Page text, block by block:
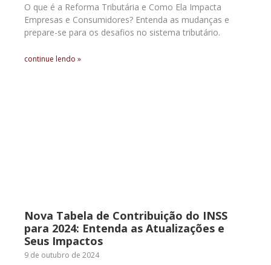
O que é a Reforma Tributária e Como Ela Impacta
Empresas e Consumidores? Entenda as mudanças e
prepare-se para os desafios no sistema tributário.
continue lendo »
Nova Tabela de Contribuição do INSS
para 2024: Entenda as Atualizações e
Seus Impactos
9 de outubro de 2024